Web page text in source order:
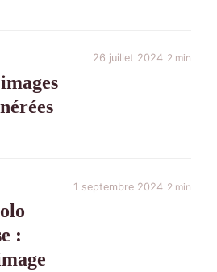
26 juillet 2024 2 min
:
1 septembre 2024 2 min